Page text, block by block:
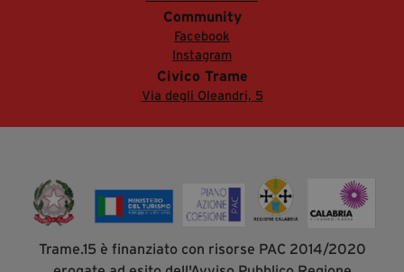
Community
Facebook
Instagram
Civico Trame
Via degli Oleandri, 5
Trame.15 è finanziato con risorse PAC 2014/2020